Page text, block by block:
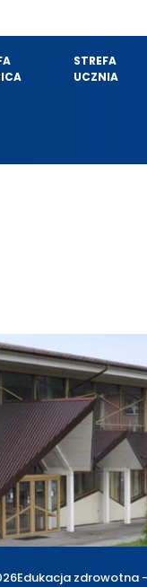
STREFA
UCZNIA
Edukacja zdrowotna